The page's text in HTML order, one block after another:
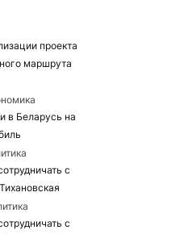
проекта
маршрута
в Беларусь на
с
с